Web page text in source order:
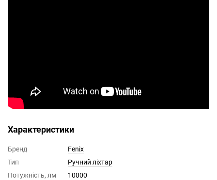
Характеристики
Бренд
Fenix
Тип
Ручний ліхтар
Потужність, лм
10000